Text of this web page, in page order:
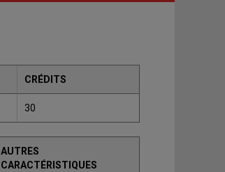
CRÉDITS
30
AUTRES
CARACTÉRISTIQUES